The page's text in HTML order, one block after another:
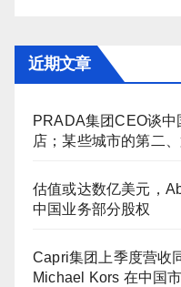
近期文章
PRADA集团CEO谈
店；某些城市的第二
估值或达数亿美元，
中国业务部分股权
Capri集团上季度营收
Michael Kors 在中国